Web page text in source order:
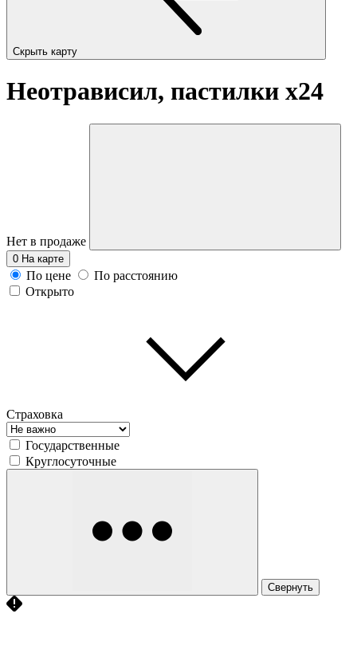
Скрыть карту
Неотрависил, пастилки x24
Нет в продаже
0 На карте
По цене
По расстоянию
Открыто
Страховка
Государственные
Круглосуточные
Свернуть